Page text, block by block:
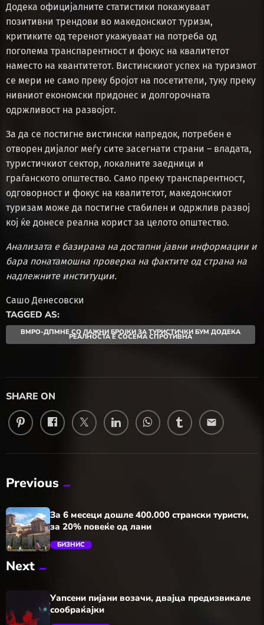
Додека официјалните статистики покажуваат
позитивни трендови во македонскиот туризм,
критиките од теренот укажуваат на потреба од
поголема транспарентност и фокус на квалитетот
наместо на квантитетот. Вистинскиот успех на туризмот
се мери не само преку бројот на посетители, туку преку
нивниот економски придонес и долгорочната
одржливост на развојот.
За да се постигне вистински напредок, потребен е
отворен дијалог меѓу сите засегнати страни – владата,
туристичкиот сектор, локалните заедници и
граѓанското општество. Само преку транспарентност,
одговорност и фокус на квалитетот, македонскиот
туризам може да постигне стабилен и одржлив развој
кој ќе донесе реална корист за целото општество.
Анализата е базирана на достапни јавни информации и
бара понатамошна проверка на фактите од страна на
надлежните институции.
Сашо Денесовски
TAGGED AS:
ВМРО-ДПМНЕ СО ЛАЖНИ БРОЈКИ ЗА ТУРИСТИЧКИ БУМ ДОДЕКА
РЕАЛНОСТА Е СОСЕМА СПРОТИВНА
SHARE ON
email
Previous
За 6 месеци дошле 400.000 странски туристи,
за 20% повеќе од лани
БИЗНИС
Next
Уапсени пијани возачи, двајца предизвикале
сообраќајки